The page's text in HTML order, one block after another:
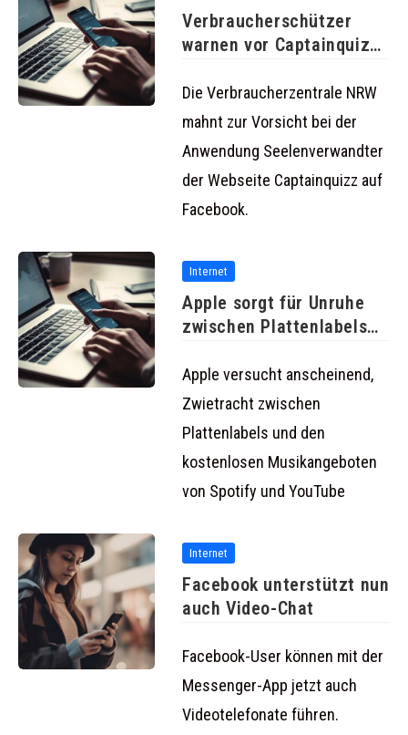
Verbraucherschützer
warnen vor Captainquizz
Die Verbraucherzentrale NRW
mahnt zur Vorsicht bei der
Anwendung Seelenverwandter
der Webseite Captainquizz auf
Facebook.
Internet
Apple sorgt für Unruhe
zwischen Plattenlabels
Apple versucht anscheinend,
Zwietracht zwischen
Plattenlabels und den
kostenlosen Musikangeboten
von Spotify und YouTube
Internet
Facebook unterstützt nun
auch Video-Chat
Facebook-User können mit der
Messenger-App jetzt auch
Videotelefonate führen.